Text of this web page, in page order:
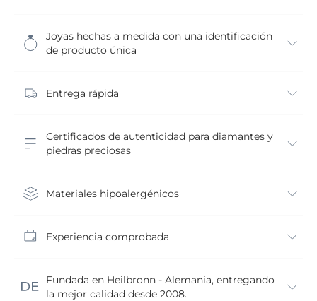
Joyas hechas a medida con una identificación
de producto única
Entrega rápida
Certificados de autenticidad para diamantes y
piedras preciosas
Materiales hipoalergénicos
Experiencia comprobada
Fundada en Heilbronn - Alemania, entregando
la mejor calidad desde 2008.